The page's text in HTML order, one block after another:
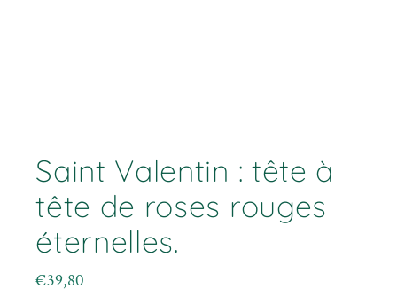
Saint Valentin : tête à
tête de roses rouges
éternelles.
€39,80